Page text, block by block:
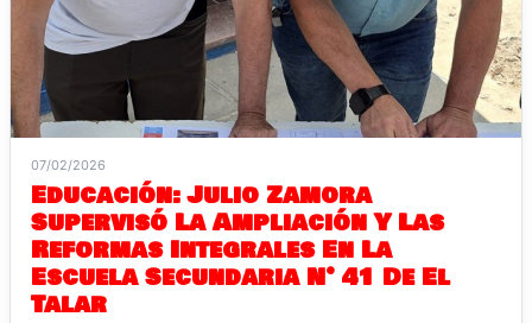
07/02/2026
Educación: Julio Zamora
Supervisó La Ampliación Y Las
Reformas Integrales En La
Escuela Secundaria N° 41 De El
Talar